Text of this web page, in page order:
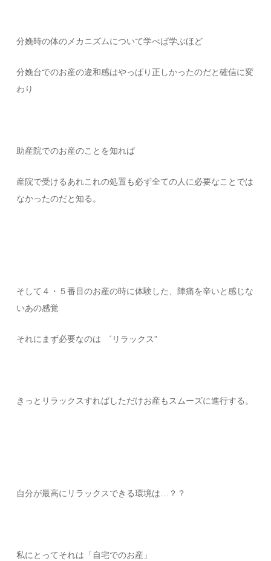
分娩時の体のメカニズムについて学べば学ぶほど
分娩台でのお産の違和感はやっぱり正しかったのだと確信に変
わり
助産院でのお産のことを知れば
産院で受けるあれこれの処置も必ず全ての人に必要なことでは
なかったのだと知る。
そして４・５番目のお産の時に体験した、陣痛を辛いと感じな
いあの感覚
それにまず必要なのは ゛リラックス”
きっとリラックスすればしただけお産もスムーズに進行する。
自分が最高にリラックスできる環境は…？？
私にとってそれは「自宅でのお産」